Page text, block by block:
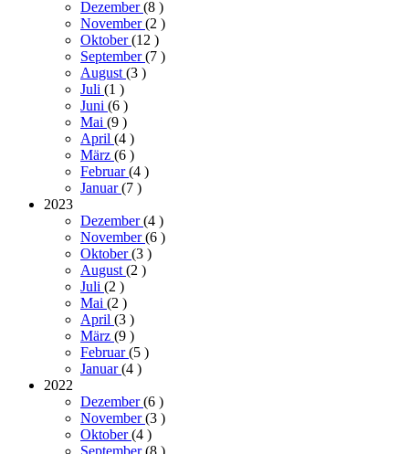
Dezember(8 )
November(2 )
Oktober(12 )
September(7 )
August(3 )
Juli (1 )
Juni (6 )
Mai (9 )
April (4 )
März (6 )
Februar(4 )
Januar(7 )
2023
Dezember(4 )
November(6 )
Oktober(3 )
August(2 )
Juli (2 )
Mai (2 )
April (3 )
März (9 )
Februar(5 )
Januar(4 )
2022
Dezember(6 )
November(3 )
Oktober(4 )